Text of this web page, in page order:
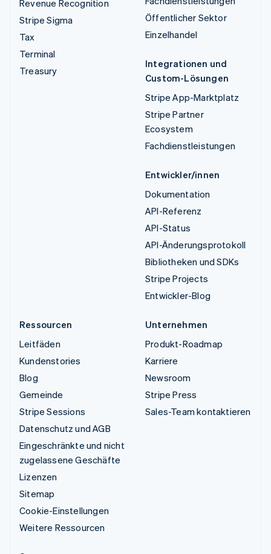
Revenue Recognition
Stripe Sigma
Tax
Terminal
Treasury
Öffentlicher Sektor
Einzelhandel
Integrationen und
Custom-Lösungen
Stripe App-Marktplatz
Stripe Partner
Ecosystem
Fachdienstleistungen
Entwickler/innen
Dokumentation
API-Referenz
API-Status
API-Änderungsprotokoll
Bibliotheken und SDKs
Stripe Projects
Entwickler-Blog
Ressourcen
Leitfäden
Kundenstories
Blog
Gemeinde
Stripe Sessions
Datenschutz und AGB
Eingeschränkte und nicht
zugelassene Geschäfte
Lizenzen
Sitemap
Cookie-Einstellungen
Weitere Ressourcen
Unternehmen
Produkt-Roadmap
Karriere
Newsroom
Stripe Press
Sales-Team kontaktieren